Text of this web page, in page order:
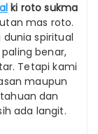
ki roto sukma
mas roto.
spiritual
benar,
Tetapi kami
maupun
dan
ada langit.